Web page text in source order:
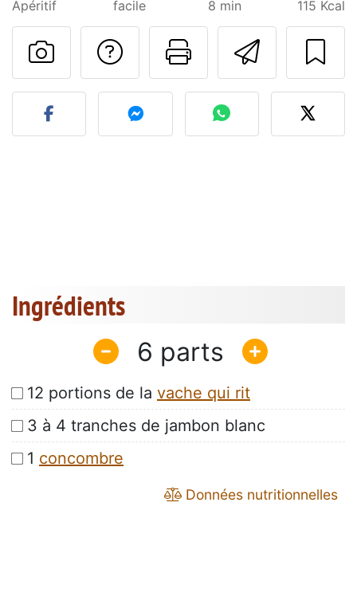
Apéritif facile 8 min 115 Kcal
Imprimer
Poser une
Publier votre photo de
Ingrédients
6
12 portions de la vache qui rit
3 à 4 tranches de jambon blanc
1 concombre
Données nutritionnelles